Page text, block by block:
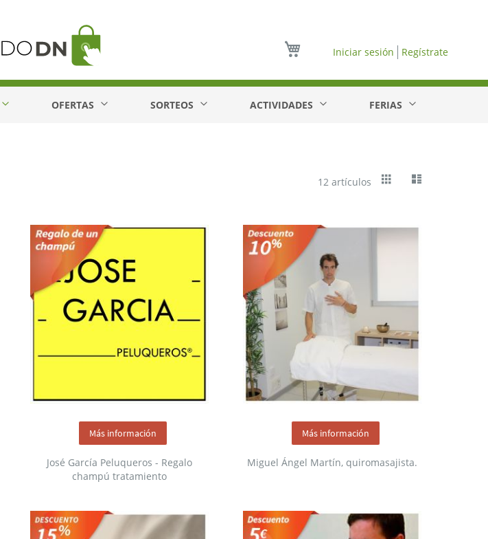
Iniciar sesión Regístrate
OFERTAS SORTEOS ACTIVIDADES FERIAS
Ver
como
Cuadrícula
12 artículos
José García Peluqueros - Regalo
champú tratamiento
Más información
Miguel Ángel Martín, quiromasajista.
Más información